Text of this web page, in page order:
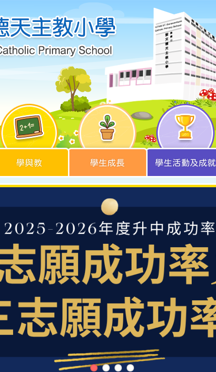
學與教 學生成長 學生活動及成就